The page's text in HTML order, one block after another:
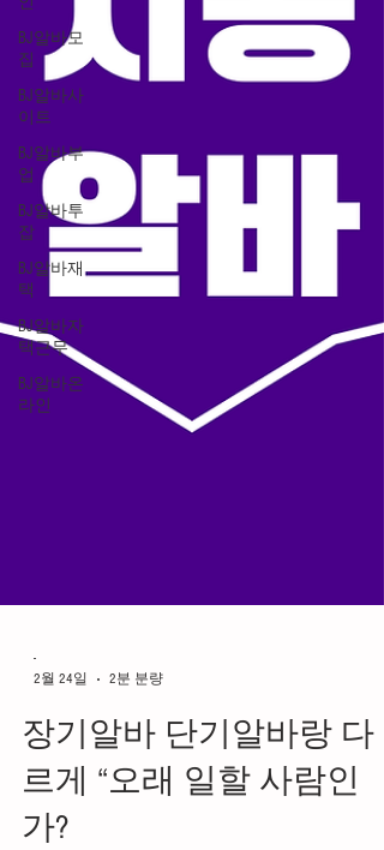
BJ알바모
집
BJ알바사
이트
BJ알바부
업
BJ알바투
잡
BJ알바재
택
BJ알바자
택근무
BJ알바온
라인
-
2월 24일
2분 분량
장기알바 단기알바랑 다